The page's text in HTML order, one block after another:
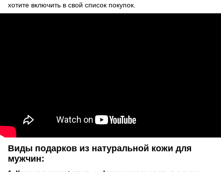
хотите включить в свой список покупок.
Виды подарков из натуральной кожи для
мужчин: